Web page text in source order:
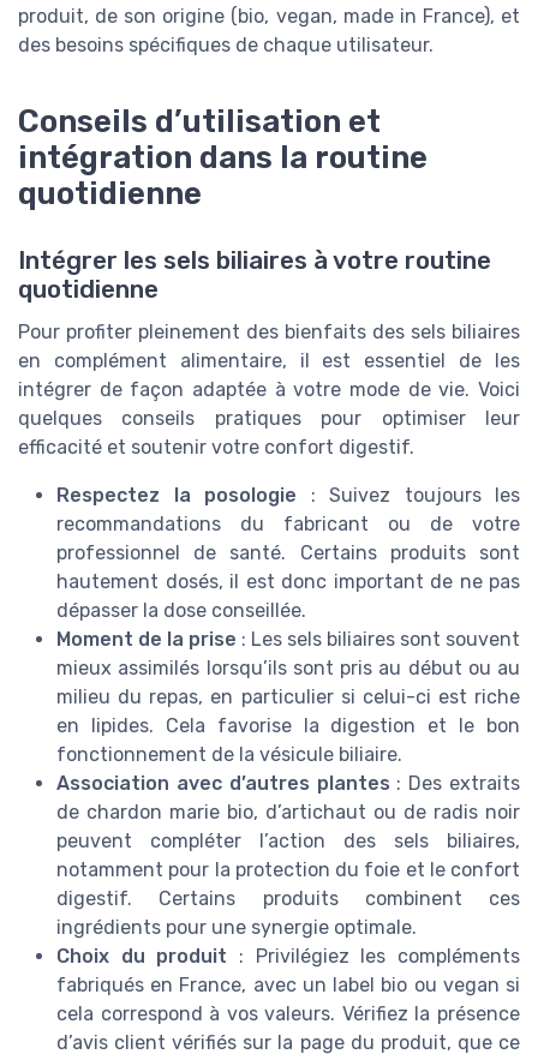
produit, de son origine (bio, vegan, made in France), et
des besoins spécifiques de chaque utilisateur.
Conseils d’utilisation et
intégration dans la routine
quotidienne
Intégrer les sels biliaires à votre routine
quotidienne
Pour profiter pleinement des bienfaits des sels biliaires
en complément alimentaire, il est essentiel de les
intégrer de façon adaptée à votre mode de vie. Voici
quelques conseils pratiques pour optimiser leur
efficacité et soutenir votre confort digestif.
Respectez la posologie : Suivez toujours les
recommandations du fabricant ou de votre
professionnel de santé. Certains produits sont
hautement dosés, il est donc important de ne pas
dépasser la dose conseillée.
Moment de la prise : Les sels biliaires sont souvent
mieux assimilés lorsqu’ils sont pris au début ou au
milieu du repas, en particulier si celui-ci est riche
en lipides. Cela favorise la digestion et le bon
fonctionnement de la vésicule biliaire.
Association avec d’autres plantes : Des extraits
de chardon marie bio, d’artichaut ou de radis noir
peuvent compléter l’action des sels biliaires,
notamment pour la protection du foie et le confort
digestif. Certains produits combinent ces
ingrédients pour une synergie optimale.
Choix du produit : Privilégiez les compléments
fabriqués en France, avec un label bio ou vegan si
cela correspond à vos valeurs. Vérifiez la présence
d’avis client vérifiés sur la page du produit, que ce